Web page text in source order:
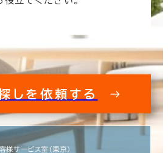
しを依頼する
様サービス室（東京）